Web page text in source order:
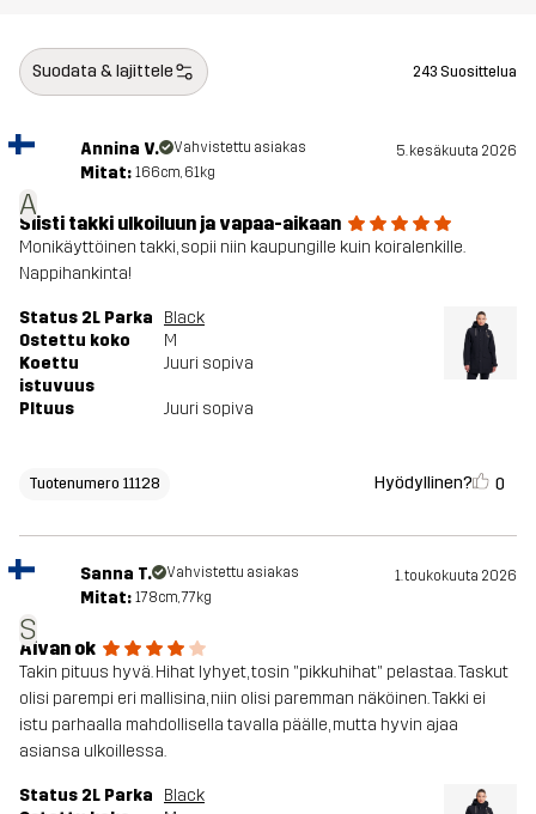
Suodata & lajittele 243 Suosittelua
A
Annina V. Vahvistettu asiakas 5. kesäkuuta 2026
Mitat: 166cm, 61kg
Siisti takki ulkoiluun ja vapaa-aikaan
Monikäyttöinen takki, sopii niin kaupungille kuin koiralenkille.
Nappihankinta!
Status 2L Parka
Black
Ostettu koko
M
Koettu
istuvuus
Juuri sopiva
PItuus Juuri sopiva
Tuotenumero 11128 Hyödyllinen? 0
S
Sanna T. Vahvistettu asiakas 1. toukokuuta 2026
Mitat: 178cm, 77kg
Aivan ok
Takin pituus hyvä. Hihat lyhyet, tosin "pikkuhihat" pelastaa. Taskut
olisi parempi eri mallisina, niin olisi paremman näköinen. Takki ei
istu parhaalla mahdollisella tavalla päälle, mutta hyvin ajaa
asiansa ulkoillessa.
Status 2L Parka
Black